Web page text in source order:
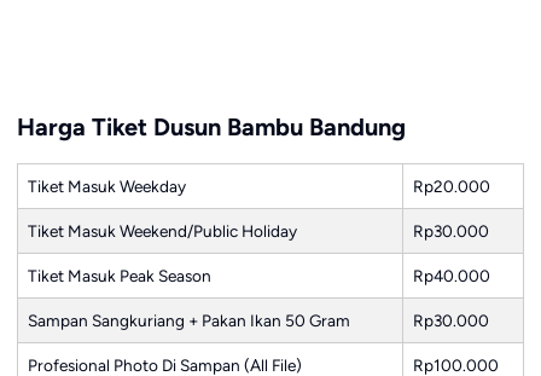
Harga Tiket Dusun Bambu Bandung
Tiket Masuk Weekday Rp20.000
Tiket Masuk Weekend/Public Holiday Rp30.000
Tiket Masuk Peak Season Rp40.000
Sampan Sangkuriang + Pakan Ikan 50 Gram Rp30.000
Profesional Photo Di Sampan (All File) Rp100.000